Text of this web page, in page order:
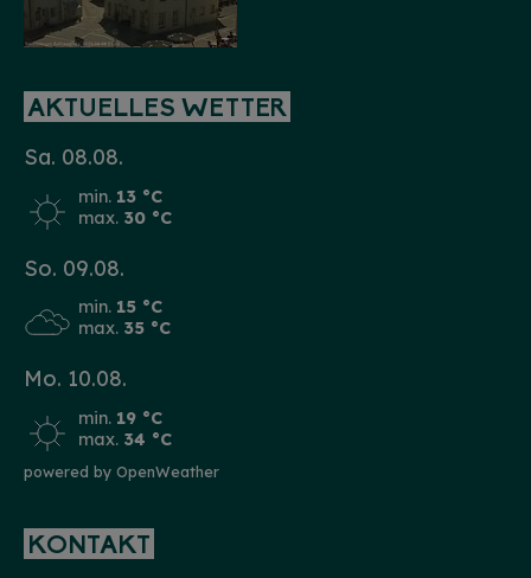
AKTUELLES WETTER
Sa. 08.08.
min. 13 °C
max. 30 °C
So. 09.08.
min. 15 °C
max. 35 °C
Mo. 10.08.
min. 19 °C
max. 34 °C
powered by OpenWeather
KONTAKT